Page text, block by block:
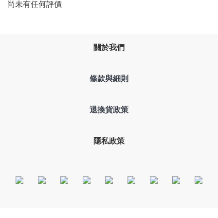
尚未有任何評價
關於我們
條款與細則
退換貨政策
隱私政策